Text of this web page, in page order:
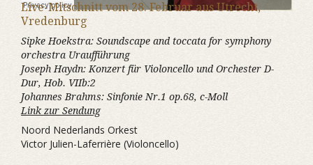
Live-Mitschnitt vom 28. Februar aus Utrecht,
Vredenburg
Sipke Hoekstra: Soundscape and toccata for symphony
orchestra Uraufführung
Joseph Haydn: Konzert für Violoncello und Orchester D-
Dur, Hob. VIIb:2
Johannes Brahms: Sinfonie Nr.1 op.68, c-Moll
Link zur Sendung
Noord Nederlands Orkest
Victor Julien-Laferrière (Violoncello)